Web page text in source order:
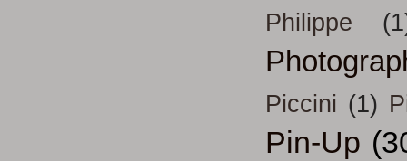
Philippe
Piccini (1)
Pin-Up